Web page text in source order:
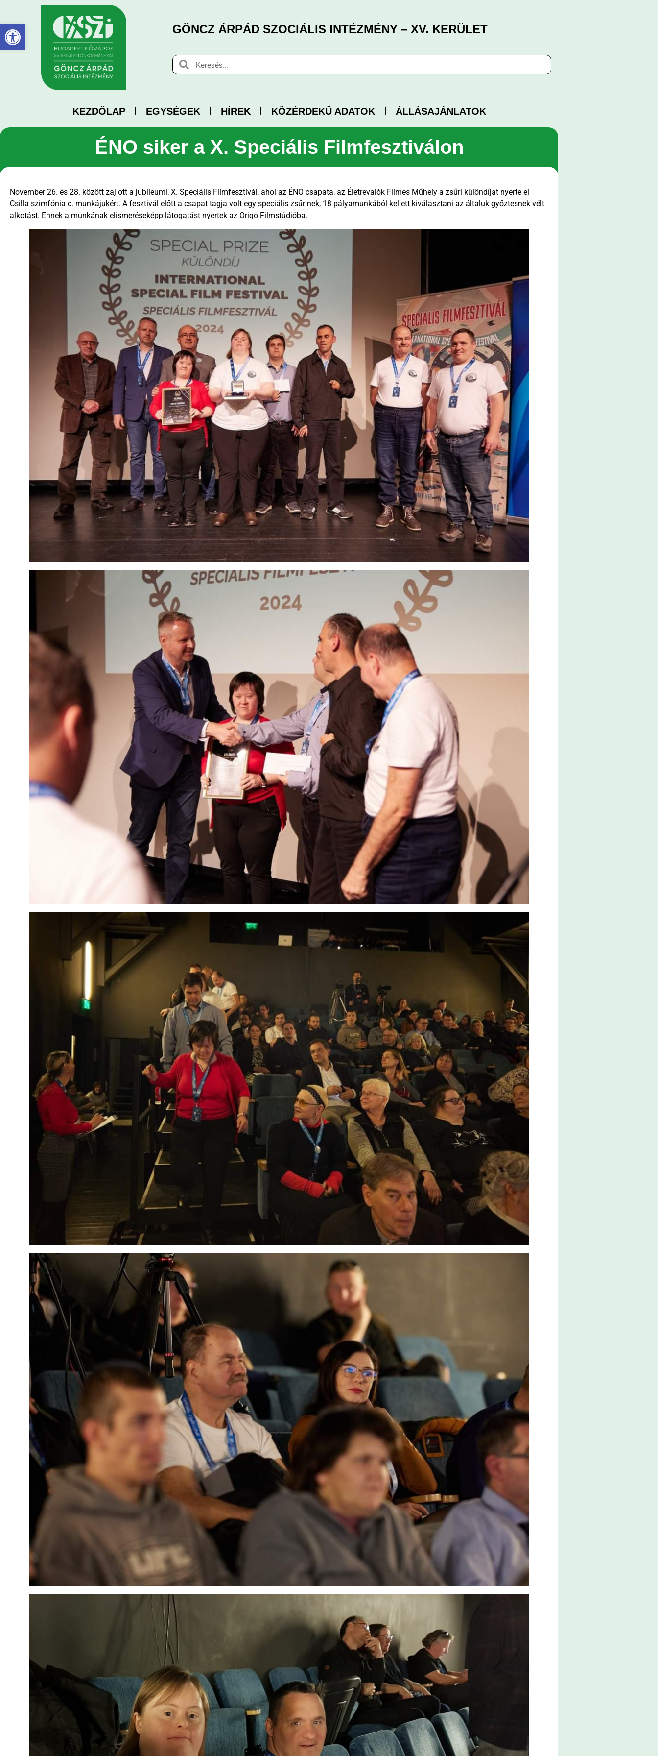
Eszköztár megnyitása GÖNCZ ÁRPÁD SZOCIÁLIS INTÉZMÉNY – XV. KERÜLET
KEZDŐLAP EGYSÉGEK HÍREK KÖZÉRDEKŰ ADATOK ÁLLÁSAJÁNLATOK
ÉNO siker a X. Speciális Filmfesztiválon
November 26. és 28. között zajlott a jubileumi, X. Speciális Filmfesztivál, ahol az ÉNO csapata, az Életrevalók Filmes Műhely a zsűri különdíját nyerte el
Csilla szimfónia c. munkájukért. A fesztivál előtt a csapat tagja volt egy speciális zsűrinek, 18 pályamunkából kellett kiválasztani az általuk győztesnek vélt
alkotást. Ennek a munkának elismeréseképp látogatást nyertek az Origo Filmstúdióba.